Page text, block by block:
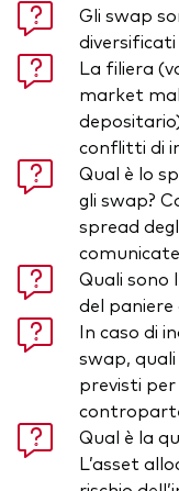
Gli swap
La filiera
market
conflitti di
Qual è lo
gli swap?
spread
Quali sono
del
In caso di
swap,
previsti
Qual è la
L’asset